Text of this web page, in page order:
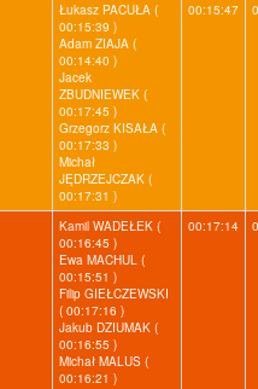
Łukasz PACUŁA (
00:15:39 )
Adam ZIAJA (
00:14:40 )
Jacek
ZBUDNIEWEK (
00:17:45 )
Grzegorz KISAŁA (
00:17:33 )
Michał
JĘDRZEJCZAK (
00:17:31 )
00:15:47
Kamil WADEŁEK (
00:16:45 )
Ewa MACHUL (
00:15:51 )
Filip GIEŁCZEWSKI
( 00:17:16 )
Jakub DZIUMAK (
00:16:55 )
Michał MALUS (
00:16:21 )
00:17:14